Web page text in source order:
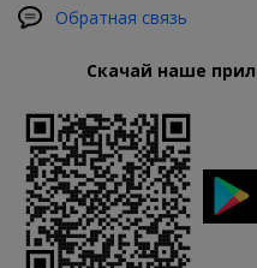
Обратная связь
Скачай наше